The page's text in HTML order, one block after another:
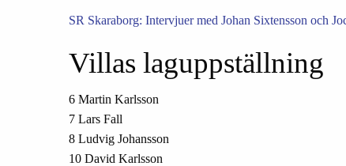
SR Skaraborg: Intervjuer med Johan Sixtensson och
Villas laguppställning
6 Martin Karlsson
7 Lars Fall
8 Ludvig Johansson
10 David Karlsson